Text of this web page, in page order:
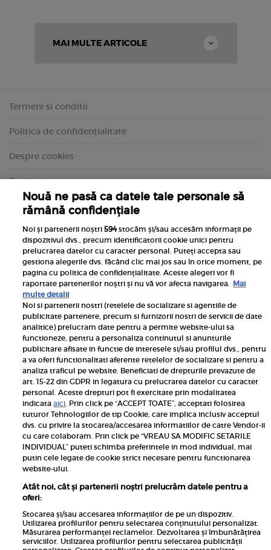
MAI MULTE ARTICOLE
Termeni si conditii
Politica de confidențialitate
Despre cookies
Contact
Inscrie-te la newsletterul UNICA
Pariază responsabil! Decizia ONJN nr. 821/25.09.2025.
Jocurile de noroc sunt interzise minorilor.
Links
Calculator sarcina
Rețete
Libertatea
Viva
Nouă ne pasă ca datele tale personale să
rămână confidențiale
Noi și partenerii noștri594stocăm și/sau accesăm informații pe
dispozitivul dvs., precum identificatorii cookie unici pentru
prelucrarea datelor cu caracter personal. Puteți accepta sau
gestiona alegerile dvs. făcând clic mai jos sau în orice moment, pe
pagina cu politica de confidențialitate. Aceste alegeri vor fi
raportate partenerilor noștri și nu vă vor afecta navigarea. Mai
multe detalii
Noi si partenerii nostri (retelele de socializare si agentiile de
publicitate partenere, precum si furnizorii nostri de servicii de date
analitice) prelucram date pentru a permite website-ului sa
functioneze, pentru a personaliza continutul si anunturile
publicitare afisate in functie de interesele si/sau profilul dvs., pentru
a va oferi functionalitati aferente retelelor de socializare si pentru a
analiza traficul pe website. Beneficiati de drepturile prevazute de
art. 15-22 din GDPR in legatura cu prelucrarea datelor cu caracter
personal. Aceste drepturi pot fi exercitate prin modalitatea
indicataaici. Prin click pe “ACCEPT TOATE”, acceptati folosirea
tuturor Tehnologiilor de tip Cookie, care implica inclusiv acceptul
dvs. cu privire la stocarea/accesarea informatiilor de catre Vendor-ii
cu care colaboram. Prin click pe “VREAU SA MODIFIC SETARILE
INDIVIDUAL” puteti schimba preferintele in mod individual, mai
putin cele legate de cookie strict necesare pentru functionarea
website-ului.
Atât noi, cât și partenerii noștri prelucrăm datele pentru a
oferi:
Stocarea și/sau accesarea informațiilor de pe un dispozitiv.
Utilizarea profilurilor pentru selectarea conținutului personalizat.
Măsurarea performanței reclamelor. Dezvoltarea și îmbunătățirea
serviciilor. Utilizarea profilurilor pentru selectarea publicității